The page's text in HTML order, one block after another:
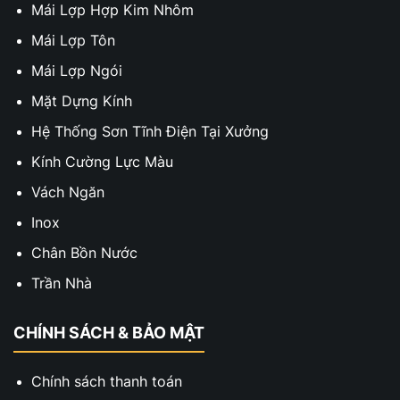
Mái Lợp Hợp Kim Nhôm
Mái Lợp Tôn
Mái Lợp Ngói
Mặt Dựng Kính
Hệ Thống Sơn Tĩnh Điện Tại Xưởng
Kính Cường Lực Màu
Vách Ngăn
Inox
Chân Bồn Nước
Trần Nhà
CHÍNH SÁCH & BẢO MẬT
Chính sách thanh toán